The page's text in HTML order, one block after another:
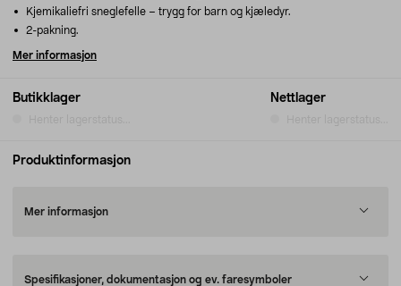
Butikklager Nettlager
Kjemikaliefri sneglefelle – trygg for barn og kjæledyr.
2-pakning.
Mer informasjon
Produktinformasjon
Mer informasjon
Spesifikasjoner, dokumentasjon og ev. faresymboler